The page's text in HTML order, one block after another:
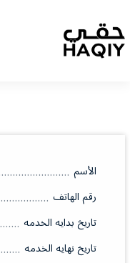
الأسم
رقم الهاتف
تاريخ بدايه الخدمه
تاريخ نهايه الخدمه